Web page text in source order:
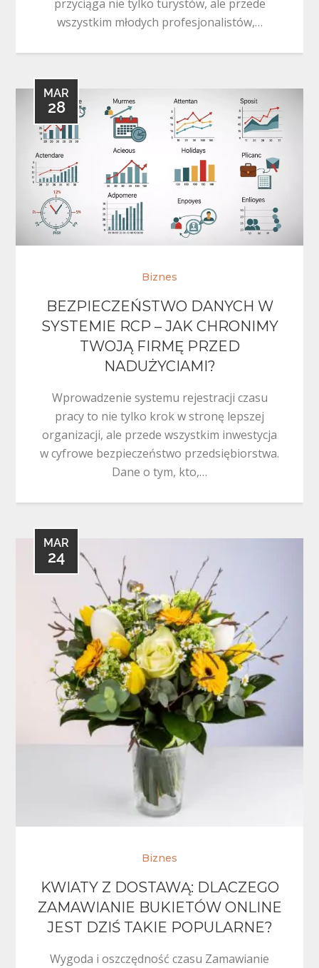
przyciąga nie tylko turystów, ale przede
wszystkim młodych profesjonalistów,…
MAR
28
Biznes
BEZPIECZEŃSTWO DANYCH W
SYSTEMIE RCP – JAK CHRONIMY
TWOJĄ FIRMĘ PRZED
NADUŻYCIAMI?
Wprowadzenie systemu rejestracji czasu
pracy to nie tylko krok w stronę lepszej
organizacji, ale przede wszystkim inwestycja
w cyfrowe bezpieczeństwo przedsiębiorstwa.
Dane o tym, kto,…
MAR
24
Biznes
KWIATY Z DOSTAWĄ: DLACZEGO
ZAMAWIANIE BUKIETÓW ONLINE
JEST DZIŚ TAKIE POPULARNE?
Wygoda i oszczędność czasu Zamawianie